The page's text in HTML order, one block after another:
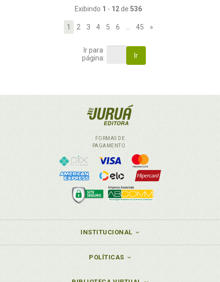
Exibindo 1 - 12de 536
1 2 3 4 5 6 45 »
Ir para
página:
Ir
FORMAS DE
PAGAMENTO
INSTITUCIONAL
POLÍTICAS